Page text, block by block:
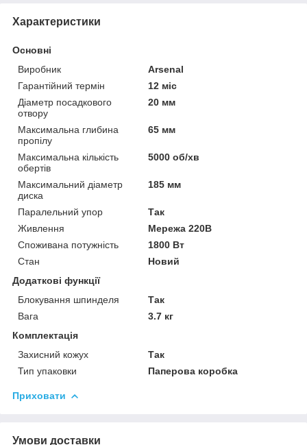
Характеристики
Основні
Виробник
Arsenal
Гарантійний термін
12 міс
Діаметр посадкового
отвору
20 мм
Максимальна глибина
пропілу
65 мм
Максимальна кількість
обертів
5000 об/хв
Максимальний діаметр
диска
185 мм
Паралельний упор
Так
Живлення
Мережа 220В
Споживана потужність
1800 Вт
Стан
Новий
Додаткові функції
Блокування шпинделя
Так
Вага
3.7 кг
Комплектація
Захисний кожух
Так
Тип упаковки
Паперова коробка
Приховати
Умови доставки